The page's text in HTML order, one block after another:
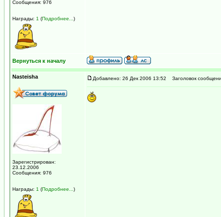
Сообщения: 976
Награды: 1 (Подробнее... )
Вернуться к началу
Nasteisha
Зарегистрирован:
23.12.2006
Сообщения: 976
Награды: 1 (Подробнее... )
Добавлено: 26 Дек 2006 13:52 Заголовок